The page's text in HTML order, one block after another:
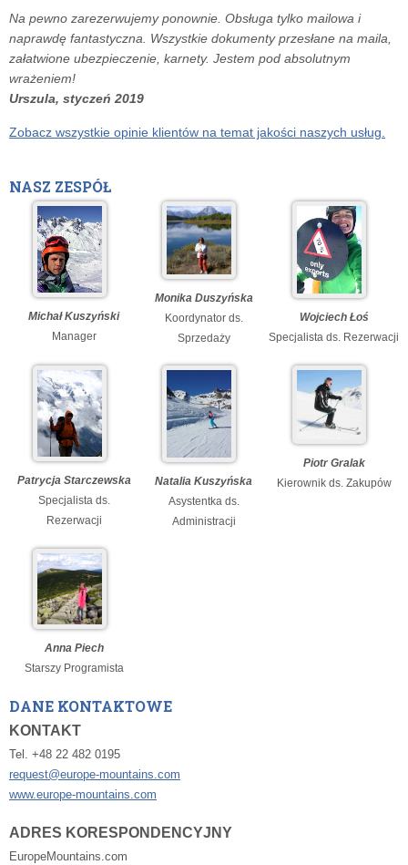
Na pewno zarezerwujemy ponownie. Obsługa tylko mailowa i
naprawdę fantastyczna. Wszystkie dokumenty przesłane na maila,
załatwione ubezpieczenie, karnety. Jestem pod absolutnym
wrażeniem!
Urszula, styczeń 2019
Zobacz wszystkie opinie klientów na temat jakości naszych usług.
NASZ ZESPÓŁ
Michał Kuszyński
Manager
Monika Duszyńska
Koordynator ds.
Sprzedaży
Wojciech Łoś
Specjalista ds. Rezerwacji
Patrycja Starczewska
Specjalista ds.
Rezerwacji
Natalia Kuszyńska
Asystentka ds.
Administracji
Piotr Gralak
Kierownik ds. Zakupów
Anna Piech
Starszy Programista
DANE KONTAKTOWE
KONTAKT
Tel. +48 22 482 0195
request@europe-mountains.com
www.europe-mountains.com
ADRES KORESPONDENCYJNY
EuropeMountains.com